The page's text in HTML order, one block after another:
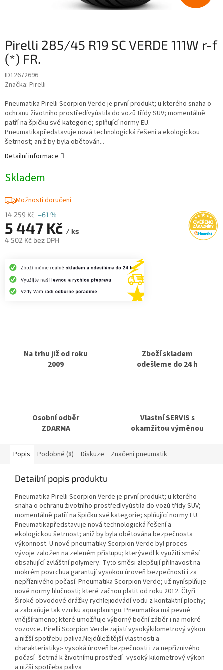
Pirelli 285/45 R19 SC VERDE 111W r-f
(*) FR.
ID12672696
Značka: Pirelli
14 259 Kč –61 %
5 447 Kč / ks
4 502 Kč bez DPH
cena:
Skladem
Možnosti doručení
Pneumatika Pirelli Scorpion Verde je první produkt; u kterého snaha o
ochranu životního prostředívyústila do vozů třídy SUV; momentálně
patří na špičku své kategorie; splňující normy EU.
Pneumatikapředstavuje nová technologická řešení a ekologickou
šetrnost; aniž by byla obětován...
Detailní informace
Na trhu již od roku
2009
Zboží skladem
odešleme do 24 h
Osobní odběr
ZDARMA
Vlastní SERVIS s
okamžitou výměnou
Popis Podobné (8) Diskuze Značení pneumatik
Detailní popis produktu
Pneumatika Pirelli Scorpion Verde je první produkt; u kterého
snaha o ochranu životního prostředívyústila do vozů třídy SUV;
momentálně patří na špičku své kategorie; splňující normy EU.
Pneumatikapředstavuje nová technologická řešení a
ekologickou šetrnost; aniž by byla obětována bezpečnosta
výkonnost. U nové pneumatiky Scorpion Verde byl proces
vývoje založen na zeleném přístupu; kterývedl k využití směsí
obsahující zvláštní polymery. Tyto směsi zlepšují přilnavost na
mokrém povrchua garantují vysokou úroveň bezpečnosti i za
nepříznivého počasí. Pneumatika Scorpion Verde; už nynísplňuje
nové normy hlučnosti; které začnou platit od roku 2012. Čtyři
široké obvodové drážky rychlejiodvádí vodu z kontaktní plochy;
a zabraňuje tak vzniku aquaplaningu. Pneumatika má pevné
vnějšírameno; které umožňuje výborný boční záběr i na mokré
vozovce. Pirelli Scorpion Verde zajistí vysokýkilometrový výkon
a nižší spotřebu paliva.Nejdůležitější vlastnosti a
charakteristiky:- vysoká úroveň bezpečnosti i za nepříznivého
počasí- šetrná k životnímu prostředí- vysoký kilometrový výkon
a nižší spotřeba paliva